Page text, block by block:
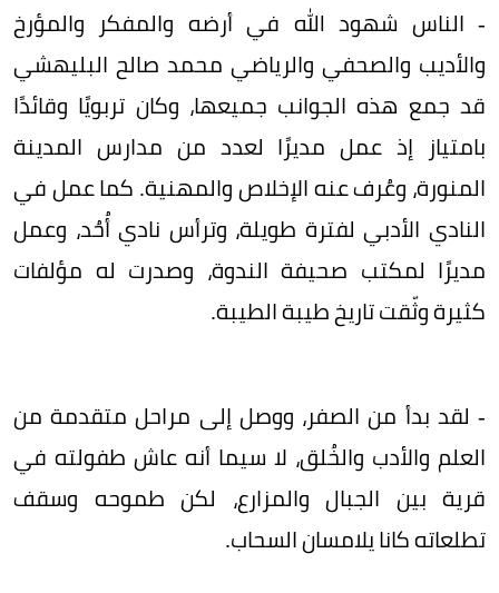
- الناس شهود الله في أرضه والمفكر والمؤرخ
والأديب والصحفي والرياضي محمد صالح البليهشي
قد جمع هذه الجوانب جميعها، وكان تربويًا وقائدًا
بامتياز إذ عمل مديرًا لعدد من مدارس المدينة
المنورة، وعُرف عنه الإخلاص والمهنية. كما عمل في
النادي الأدبي لفترة طويلة، وترأس نادي أُحُد، وعمل
مديرًا لمكتب صحيفة الندوة، وصدرت له مؤلفات
كثيرة وثّقت تاريخ طيبة الطيبة.
- لقد بدأ من الصفر، ووصل إلى مراحل متقدمة من
العلم والأدب والخُلق، لا سيما أنه عاش طفولته في
قرية بين الجبال والمزارع، لكن طموحه وسقف
تطلعاته كانا يلامسان السحاب.